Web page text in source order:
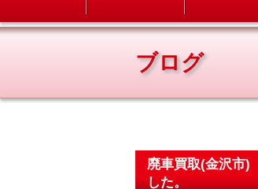
ブログ
廃車買取(金沢
した。